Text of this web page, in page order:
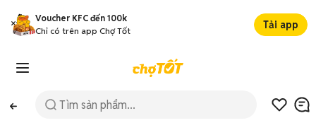
Voucher KFC đến 100k
Chỉ có trên app Chợ Tốt
Tải app